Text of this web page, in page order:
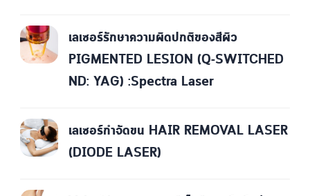
เลเซอร์รักษาความผิดปกติของสีผิว
PIGMENTED LESION (Q-SWITCHED
ND: YAG) :Spectra Laser
เลเซอร์กำจัดขน HAIR REMOVAL LASER
(DIODE LASER)